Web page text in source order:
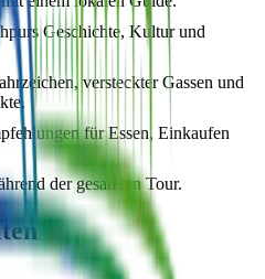
Geschichte, Kultur und
versteckter Gassen und
für Essen, Einkaufen
der gesamten Tour.